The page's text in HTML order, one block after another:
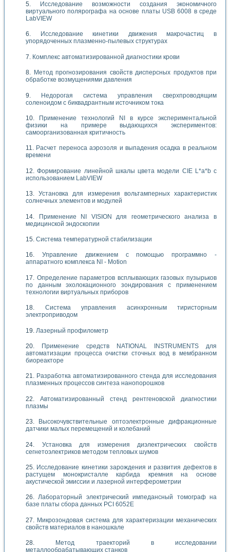
Исследование возможности создания экономичного
виртуального полярографа на основе платы USB 6008 в среде
LabVIEW
Исследование кинетики движения макрочастиц в
упорядоченных плазменно-пылевых структурах
Комплекс автоматизированной диагностики крови
Метод прогнозирования свойств дисперсных продуктов при
обработке возмущениями давления
Недорогая система управления сверхпроводящим
соленоидом с биквадрантным источником тока
Применение технологий NI в курсе экспериментальной
физики на примере выдающихся экспериментов:
самоорганизованная критичность
Расчет переноса аэрозоля и выпадения осадка в реальном
времени
Формирование линейной шкалы цвета модели CIE L*a*b с
использованием LabVIEW
Установка для измерения вольтамперных характеристик
солнечных элементов и модулей
Применение NI VISION для геометрического анализа в
медицинской эндоскопии
Система температурной стабилизации
Управление движением с помощью программно -
аппаратного комплекса NI - Motion
Определение параметров всплывающих газовых пузырьков
по данным эхолокационного зондирования с применением
технологии виртуальных приборов
Система управления асинхронным тиристорным
электроприводом
Лазерный профилометр
Применение средств NATIONAL INSTRUMENTS для
автоматизации процесса очистки сточных вод в мембранном
биореакторе
Разработка автоматизированного стенда для исследования
плазменных процессов синтеза нанопорошков
Автоматизированный стенд рентгеновской диагностики
плазмы
Высокочувствительные оптоэлектронные дифракционные
датчики малых перемещений и колебаний
Установка для измерения диэлектрических свойств
сегнетоэлектриков методом тепловых шумов
Исследование кинетики зарождения и развития дефектов в
растущем монокристалле карбида кремния на основе
акустической эмиссии и лазерной интерферометрии
Лабораторный электрический импедансный томограф на
базе платы сбора данных PCI 6052E
Микрозондовая система для характеризации механических
свойств материалов в наношкале
Метод траекторий в исследовании
металлообрабатывающих станков